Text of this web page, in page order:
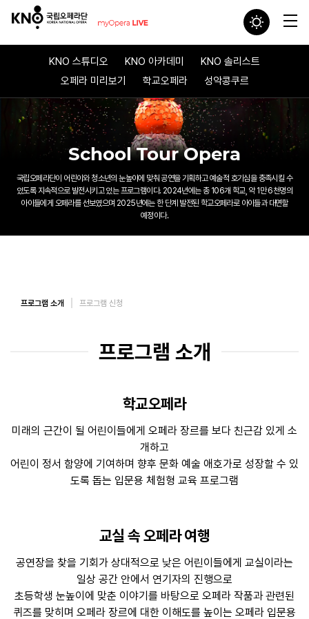
KNO 스튜디오 KNO 아카데미
KNO 솔리스트
오페라 미리보기
학교오페라 성악콩쿠르
School Tour Opera
국립오페라단이 어린이와 청소년의 눈높이에 맞춰 공연을 기획하고예술적 호기심을 충족시킬 수
있도록 지속적으로 발전시키고 있는 프로그램이다.2024년에는 총 106개 학교, 약 1만 6천명의
아이들에게 오페라를 선보였으며 2025년에는 한 단계 발전된 학교오페라로 아이들과 대면할
예정이다.
프로그램 소개 프로그램 신청
프로그램 소개
학교오페라
미래의 근간이 될 어린이들에게 오페라 장르를 보다 친근감 있게 소
개하고
어린이 정서 함양에 기여하며 향후 문화 예술 애호가로 성장할 수 있
도록 돕는 입문용 체험형 교육 프로그램
교실 속 오페라 여행
공연장을 찾을 기회가 상대적으로 낮은 어린이들에게 교실이라는
일상 공간 안에서 연기자의 진행으로
초등학생 눈높이에 맞춘 이야기를 바탕으로 오페라 작품과 관련된
퀴즈를 맞히며 오페라 장르에 대한 이해도를 높이는 오페라 입문용